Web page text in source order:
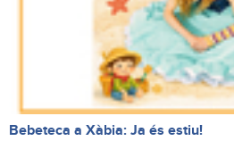
Bebeteca a Xàbia: Ja és estiu!